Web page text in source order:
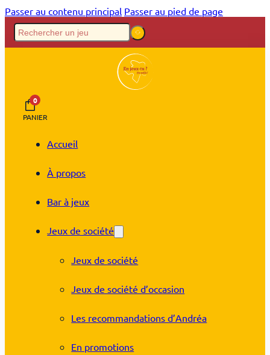
Passer au contenu principal Passer au pied de page
0
PANIER
Accueil
À propos
Bar à jeux
Jeux de société
Jeux de société
Jeux de société d’occasion
Les recommandations d’Andréa
En promotions